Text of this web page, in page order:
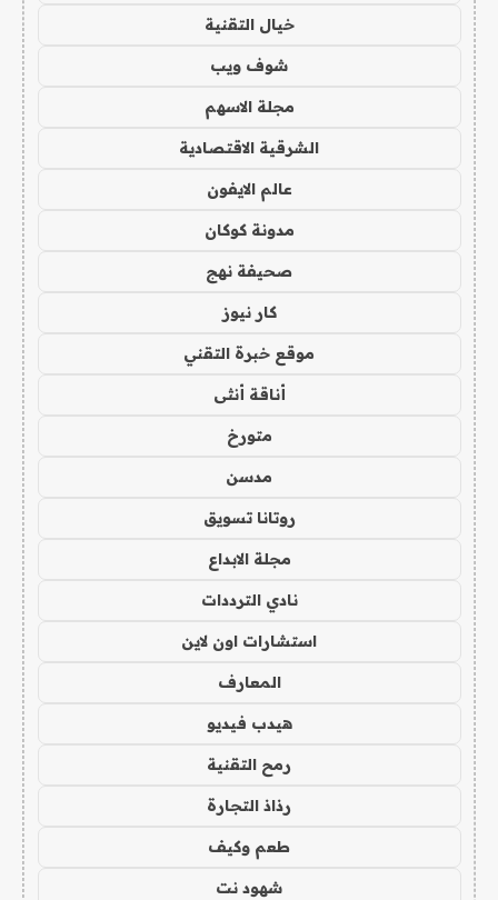
خيال التقنية
شوف ويب
مجلة الاسهم
الشرقية الاقتصادية
عالم الايفون
مدونة كوكان
صحيفة نهج
كار نيوز
موقع خبرة التقني
أناقة أنثى
متورخ
مدسن
روتانا تسويق
مجلة الابداع
نادي الترددات
استشارات اون لاين
المعارف
هيدب فيديو
رمح التقنية
رذاذ التجارة
طعم وكيف
شهود نت